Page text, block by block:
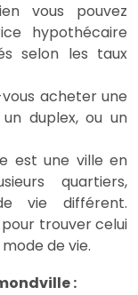
vous pouvez
hypothécaire
selon les taux
acheter une
duplex, ou un
est une ville en
quartiers,
vie différent.
trouver celui
de vie.
: